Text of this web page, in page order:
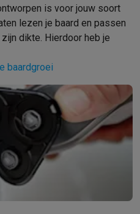
Draadloze opladersUSB-C
trackersDraadloze oortjes
Walkie talkiesBabyfoons
Apple MacBook
WebcamsPC
iPad Samsung Galaxy Tab
papierCricut
points Powerline & Wi-Fi
schijvenSSDUSB-sticksSD-
Office Anti-Virus
Tassen & sleeves
is voor jouw soort
lezen je baard en passen
dikte. Hierdoor heb je
baardgroei